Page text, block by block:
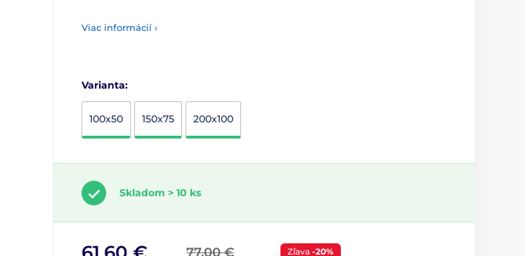
Viac informácií ›
Varianta:
100x50 150x75 200x100
Skladom > 10 ks
77,00 € Zľava -20%